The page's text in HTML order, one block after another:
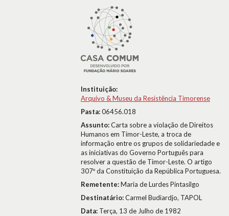
Instituição:
Arquivo & Museu da Resistência Timorense
Pasta:06456.018
Assunto:Carta sobre a violação de Direitos
Humanos em Timor-Leste, a troca de
informação entre os grupos de solidariedade e
as iniciativas do Governo Português para
resolver a questão de Timor-Leste. O artigo
307º da Constituição da República Portuguesa.
Remetente:Maria de Lurdes Pintasilgo
Destinatário:Carmel Budiardjo, TAPOL
Data: Terça, 13 de Julho de 1982